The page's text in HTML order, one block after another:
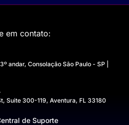
em contato:
andar, Consolação São Paulo - SP |
Suite 300-119, Aventura, FL 33180
de Suporte